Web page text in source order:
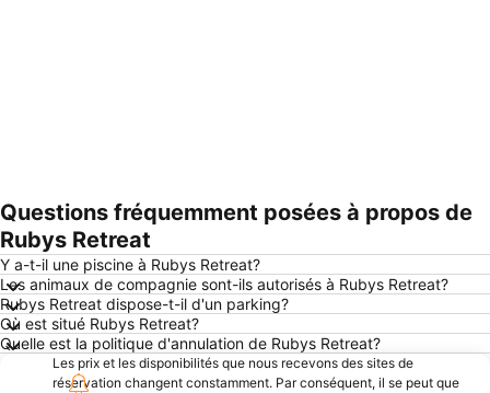
Agrandir la carte
Questions fréquemment posées à propos de
Rubys Retreat
Y a-t-il une piscine à Rubys Retreat?
Les animaux de compagnie sont-ils autorisés à Rubys Retreat?
Rubys Retreat dispose-t-il d'un parking?
Où est situé Rubys Retreat?
Quelle est la politique d'annulation de Rubys Retreat?
Les prix et les disponibilités que nous recevons des sites de
réservation changent constamment. Par conséquent, il se peut que